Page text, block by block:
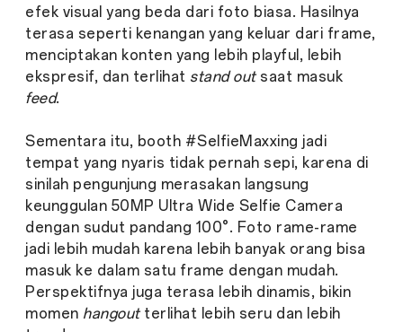
efek visual yang beda dari foto biasa. Hasilnya
terasa seperti kenangan yang keluar dari frame,
menciptakan konten yang lebih playful, lebih
ekspresif, dan terlihat stand outsaat masuk
feed.
Sementara itu, booth #SelfieMaxxing jadi
tempat yang nyaris tidak pernah sepi, karena di
sinilah pengunjung merasakan langsung
keunggulan 50MP Ultra Wide Selfie Camera
dengan sudut pandang 100°. Foto rame-rame
jadi lebih mudah karena lebih banyak orang bisa
masuk ke dalam satu frame dengan mudah.
Perspektifnya juga terasa lebih dinamis, bikin
momen hangout terlihat lebih seru dan lebih